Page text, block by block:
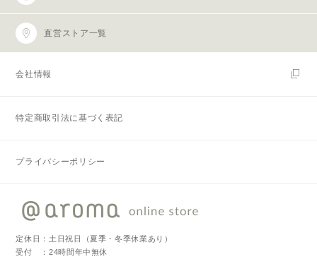
直営ストア一覧
会社情報
特定商取引法に基づく表記
プライバシーポリシー
定休日：土日祝日（夏季・冬季休業あり）
受付 ：24時間年中無休